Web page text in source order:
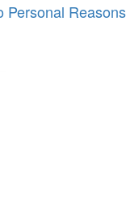
Personal Reasons